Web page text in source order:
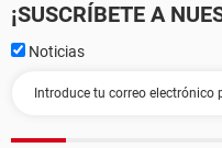
¡SUSCRÍBETE A
Noticias